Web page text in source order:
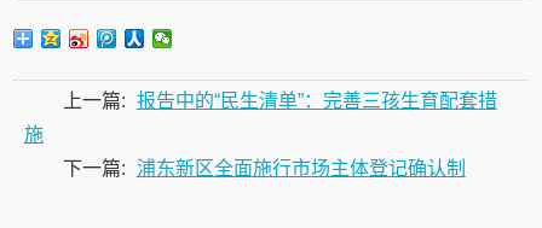
上一篇: 报告中的“民生清单”：完善三孩生育配套措
施
下一篇: 浦东新区全面施行市场主体登记确认制